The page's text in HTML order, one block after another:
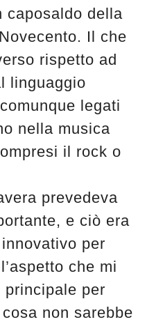
caposaldo della
Il che
rispetto ad
linguaggio
legati
nella musica
il rock o
prevedeva
e ciò era
per
che mi
per
non sarebbe